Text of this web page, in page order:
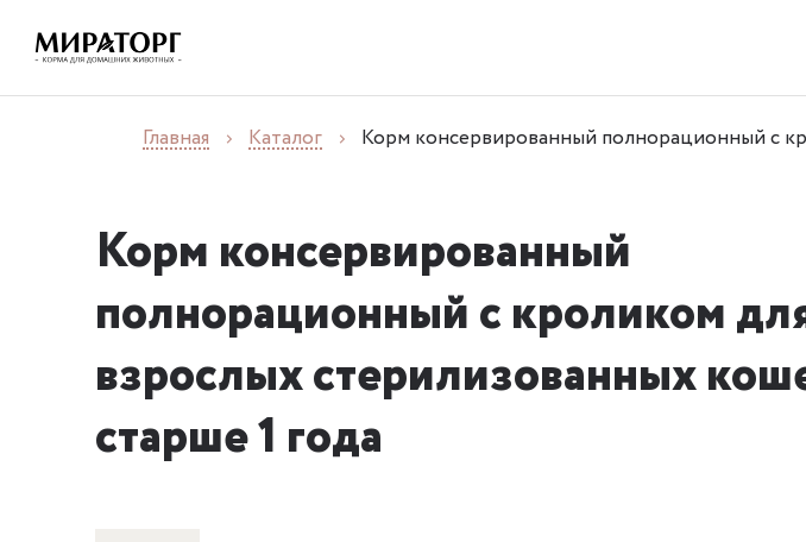
Главная Каталог Корм консервированный полнорационный с
Корм консервированный
полнорационный с кроликом
взрослых стерилизованных
старше 1 года